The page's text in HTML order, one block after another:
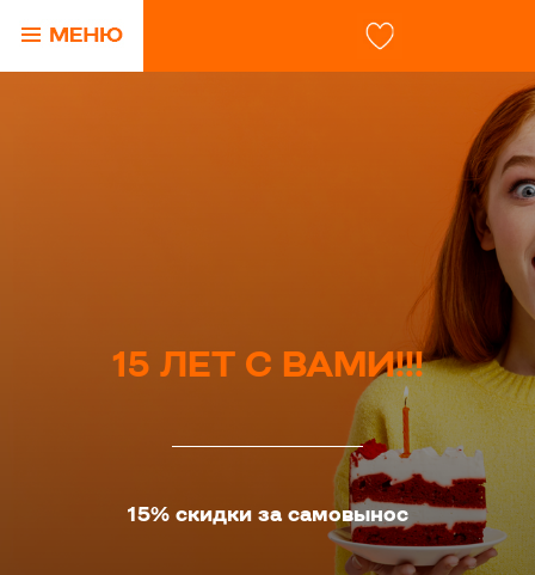
15 ЛЕТ С ВАМИ!!!
15% скидки за самовынос